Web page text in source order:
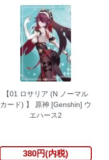
【01 ロサリア (N ノーマル
カード) 】 原神 [Genshin] ウ
エハース2
380円(内税)